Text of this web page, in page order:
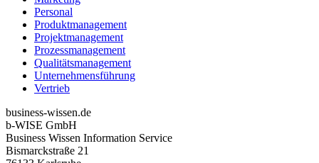
Personal
Produktmanagement
Projektmanagement
Prozessmanagement
Qualitätsmanagement
Unternehmensführung
Vertrieb
business-wissen.de
b-WISE GmbH
Business Wissen Information Service
Bismarckstraße 21